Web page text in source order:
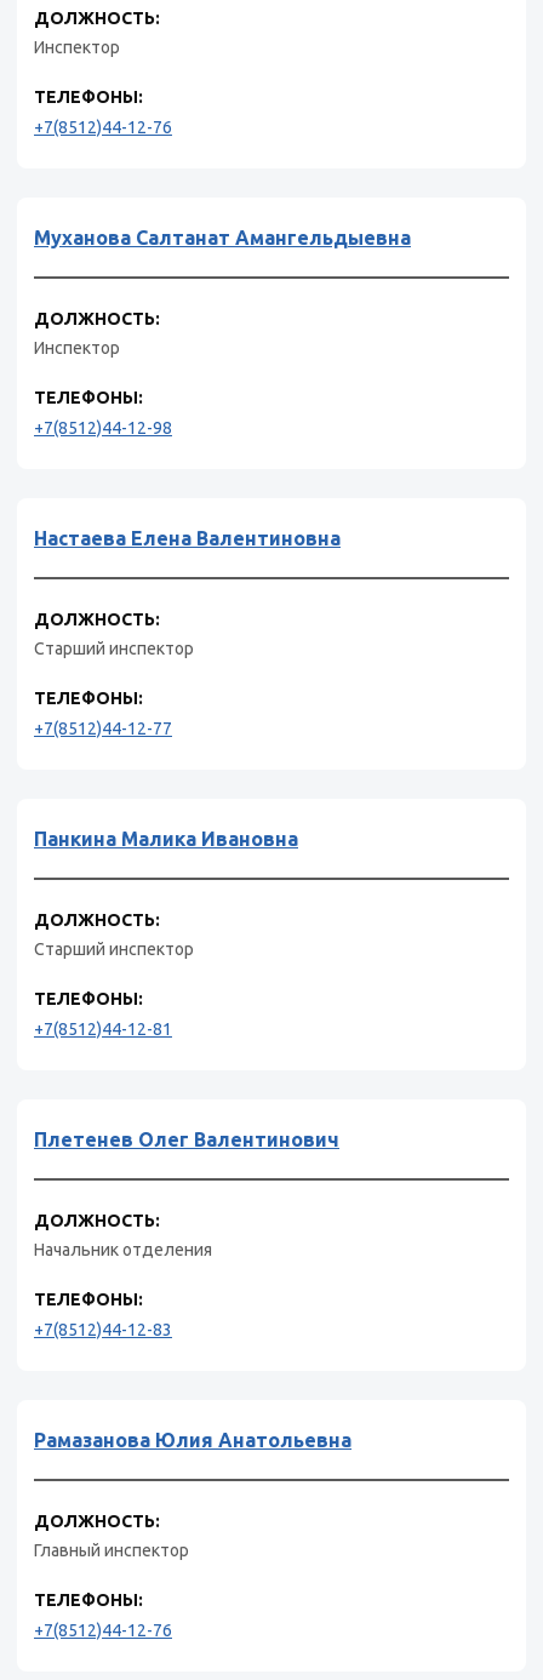
ДОЛЖНОСТЬ:
Инспектор
ТЕЛЕФОНЫ:
+7(8512)44-12-76
Муханова Салтанат Амангельдыевна
ДОЛЖНОСТЬ:
Инспектор
ТЕЛЕФОНЫ:
+7(8512)44-12-98
Настаева Елена Валентиновна
ДОЛЖНОСТЬ:
Старший инспектор
ТЕЛЕФОНЫ:
+7(8512)44-12-77
Панкина Малика Ивановна
ДОЛЖНОСТЬ:
Старший инспектор
ТЕЛЕФОНЫ:
+7(8512)44-12-81
Плетенев Олег Валентинович
ДОЛЖНОСТЬ:
Начальник отделения
ТЕЛЕФОНЫ:
+7(8512)44-12-83
Рамазанова Юлия Анатольевна
ДОЛЖНОСТЬ:
Главный инспектор
ТЕЛЕФОНЫ:
+7(8512)44-12-76